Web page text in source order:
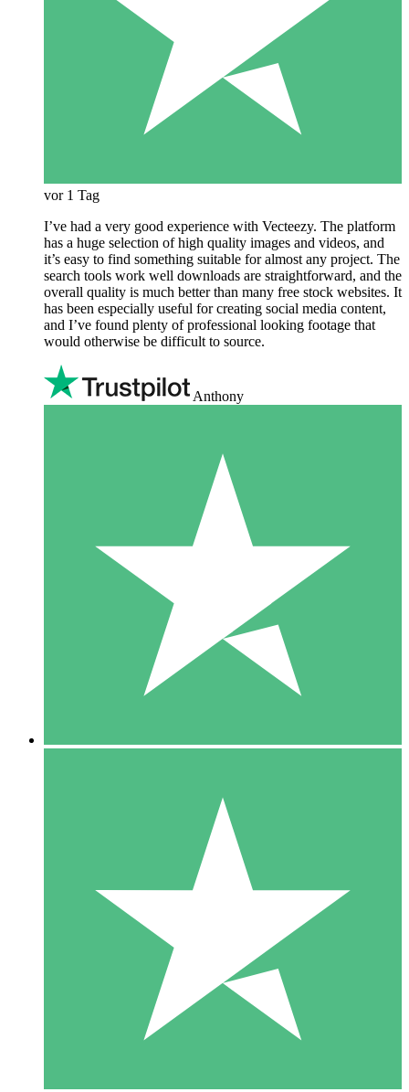
vor 1 Tag
I’ve had a very good experience with Vecteezy. The platform
has a huge selection of high quality images and videos, and
it’s easy to find something suitable for almost any project. The
search tools work well downloads are straightforward, and the
overall quality is much better than many free stock websites. It
has been especially useful for creating social media content,
and I’ve found plenty of professional looking footage that
would otherwise be difficult to source.
Anthony